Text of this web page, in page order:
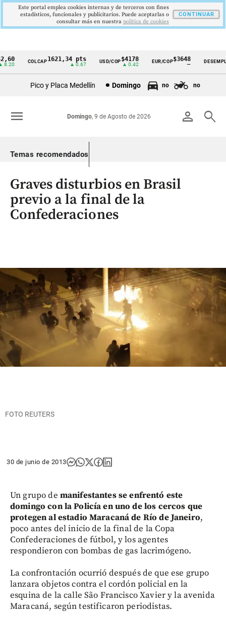
Cintillo
Colombia
COLCAP1621,34 pts
▲ 0.67
USD/COP$4178
▲ 0.42
EUR/COP$3648 DESEMPLEO
Pico y Placa Medellín Domingo no no
person search
Domingo, 9 de Agosto de 2026
menu
Temas recomendados
Graves disturbios en Brasil
previo a la final de la
Confederaciones
FOTO REUTERS
30 de junio de 2013
Un grupo de manifestantes se enfrentó este
domingo con la Policía en uno de los cercos que
protegen al estadio Maracaná de Río de Janeiro,
poco antes del inicio de la final de la Copa
Confederaciones de fútbol, y los agentes
respondieron con bombas de gas lacrimógeno.
La confrontación ocurrió después de que ese grupo
lanzara objetos contra el cordón policial en la
esquina de la calle São Francisco Xavier y la avenida
Maracaná, según testificaron periodistas.
Este portal emplea cookies internas y de terceros con fines
estadísticos, funcionales y publicitarios. Puede aceptarlas o
consultar más en nuestra politica de cookies
CONTINUAR